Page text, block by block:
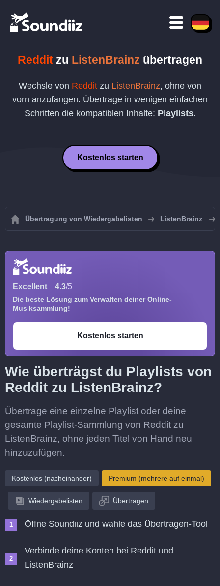
Reddit zu ListenBrainz übertragen
Wechsle von Reddit zu ListenBrainz, ohne von
vorn anzufangen. Übertrage in wenigen einfachen
Schritten die kompatiblen Inhalte: Playlists.
Kostenlos starten
Übertragung von Wiedergabelisten ListenBrainz
Excellent 4.3/5
Die beste Lösung zum Verwalten deiner Online-
Musiksammlung!
Kostenlos starten
Wie überträgst du Playlists von
Reddit zu ListenBrainz?
Übertrage eine einzelne Playlist oder deine
gesamte Playlist-Sammlung von Reddit zu
ListenBrainz, ohne jeden Titel von Hand neu
hinzuzufügen.
Kostenlos (nacheinander) Premium (mehrere auf einmal)
Wiedergabelisten Übertragen
Öffne Soundiiz und wähle das Übertragen-Tool
Verbinde deine Konten bei Reddit und
ListenBrainz